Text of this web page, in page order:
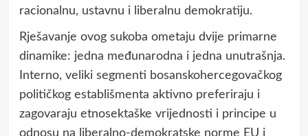
racionalnu, ustavnu i liberalnu demokratiju.
Rješavanje ovog sukoba ometaju dvije primarne
dinamike: jedna međunarodna i jedna unutrašnja.
Interno, veliki segmenti bosanskohercegovačkog
političkog establišmenta aktivno preferiraju i
zagovaraju etnosektaške vrijednosti i principe u
odnosu na liberalno-demokratske norme EU i